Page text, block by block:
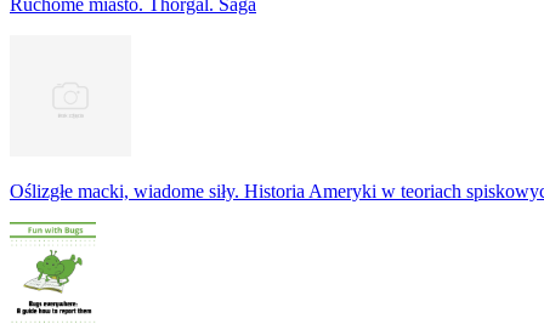
Oślizgłe macki, wiadome siły. Historia Ameryki w teoriach